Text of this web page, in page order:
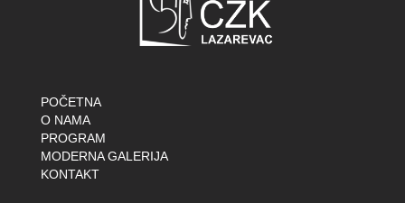
POČETNA
O NAMA
PROGRAM
MODERNA GALERIJA
KONTAKT